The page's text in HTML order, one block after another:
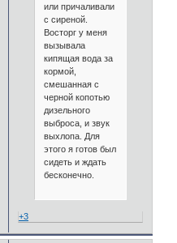
или причаливали
с сиреной.
Восторг у меня
вызывала
кипящая вода за
кормой,
смешанная с
черной копотью
дизельного
выброса, и звук
выхлопа. Для
этого я готов был
сидеть и ждать
бесконечно.
+3